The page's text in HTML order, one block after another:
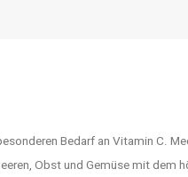
Bedarf an Vitamin C.
Obst und Gemüse mit dem